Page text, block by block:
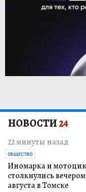
НОВОСТИ24
22 минуты назад
ОБЩЕСТВО
Иномарка и
столкнулись
августа в Томске